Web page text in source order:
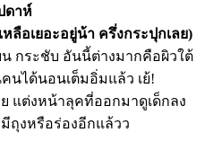
ดาห์
ลือเยอะอยู่น้า ครึ่งกระปุกเลย)
น กระชับ อันนี้ต่างมากคือผิวใต้
นได้นอนเต็มอิ่มแล้ว เย้!
แต่งหน้าลุคที่ออกมาดูเด็กลง
ถุงหรือร่องอีกแล้วว